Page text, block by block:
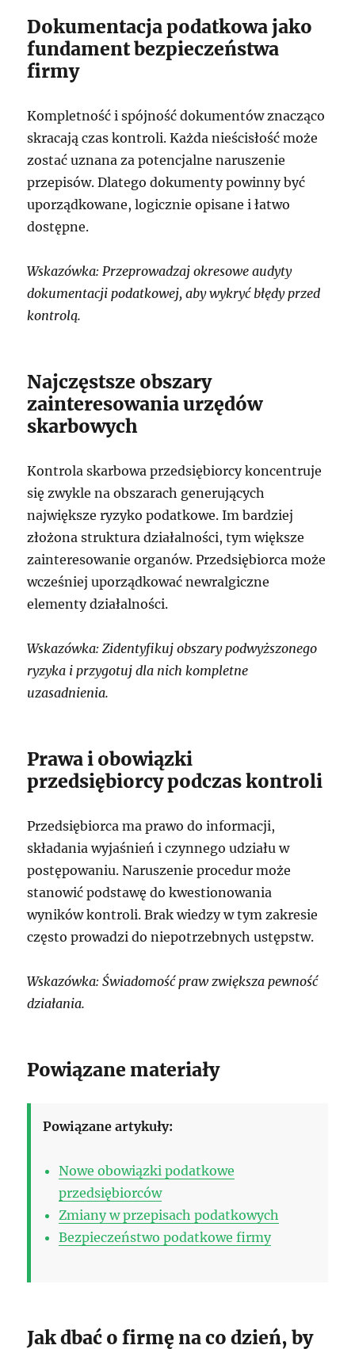
Dokumentacja podatkowa jako
fundament bezpieczeństwa
firmy
Kompletność i spójność dokumentów znacząco
skracają czas kontroli. Każda nieścisłość może
zostać uznana za potencjalne naruszenie
przepisów. Dlatego dokumenty powinny być
uporządkowane, logicznie opisane i łatwo
dostępne.
Wskazówka: Przeprowadzaj okresowe audyty
dokumentacji podatkowej, aby wykryć błędy przed
kontrolą.
Najczęstsze obszary
zainteresowania urzędów
skarbowych
Kontrola skarbowa przedsiębiorcy koncentruje
się zwykle na obszarach generujących
największe ryzyko podatkowe. Im bardziej
złożona struktura działalności, tym większe
zainteresowanie organów. Przedsiębiorca może
wcześniej uporządkować newralgiczne
elementy działalności.
Wskazówka: Zidentyfikuj obszary podwyższonego
ryzyka i przygotuj dla nich kompletne
uzasadnienia.
Prawa i obowiązki
przedsiębiorcy podczas kontroli
Przedsiębiorca ma prawo do informacji,
składania wyjaśnień i czynnego udziału w
postępowaniu. Naruszenie procedur może
stanowić podstawę do kwestionowania
wyników kontroli. Brak wiedzy w tym zakresie
często prowadzi do niepotrzebnych ustępstw.
Wskazówka: Świadomość praw zwiększa pewność
działania.
Powiązane materiały
Powiązane artykuły:
Nowe obowiązki podatkowe
przedsiębiorców
Zmiany w przepisach podatkowych
Bezpieczeństwo podatkowe firmy
Jak dbać o firmę na co dzień, by